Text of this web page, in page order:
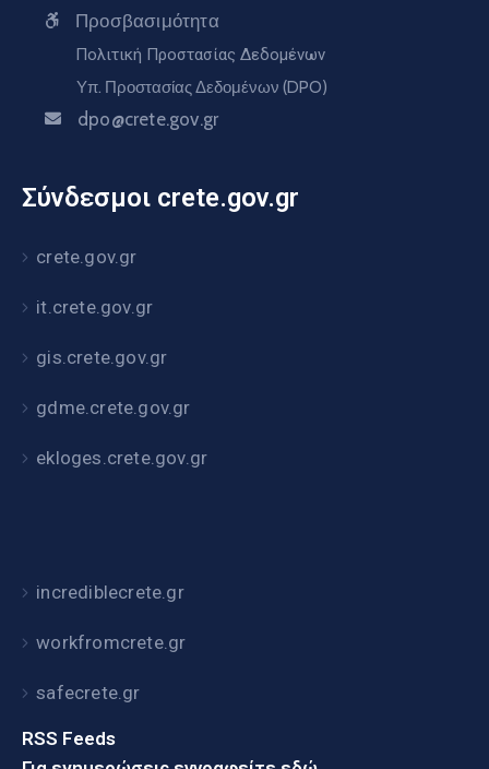
Προσβασιμότητα
Πολιτική Προστασίας Δεδομένων
Υπ. Προστασίας Δεδομένων (DPO)
dpo@crete.gov.gr
Σύνδεσμοι crete.gov.gr
crete.gov.gr
it.crete.gov.gr
gis.crete.gov.gr
gdme.crete.gov.gr
ekloges.crete.gov.gr
incrediblecrete.gr
workfromcrete.gr
safecrete.gr
RSS Feeds